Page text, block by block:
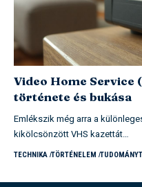
Video Home Service
története és bukása
Emlékszik még arra a
kikölcsönzött VHS kazettát…
TECHNIKA TÖRTÉNELEM